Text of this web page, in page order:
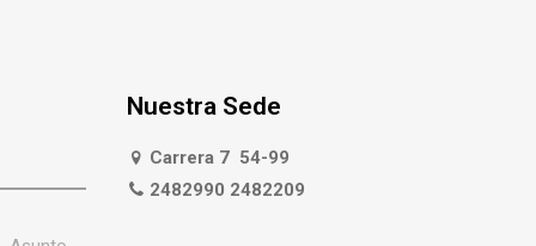
Nuestra Sede
Carrera 7 54-99
2482990 2482209